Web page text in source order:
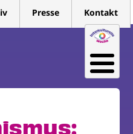
Presse Kontakt